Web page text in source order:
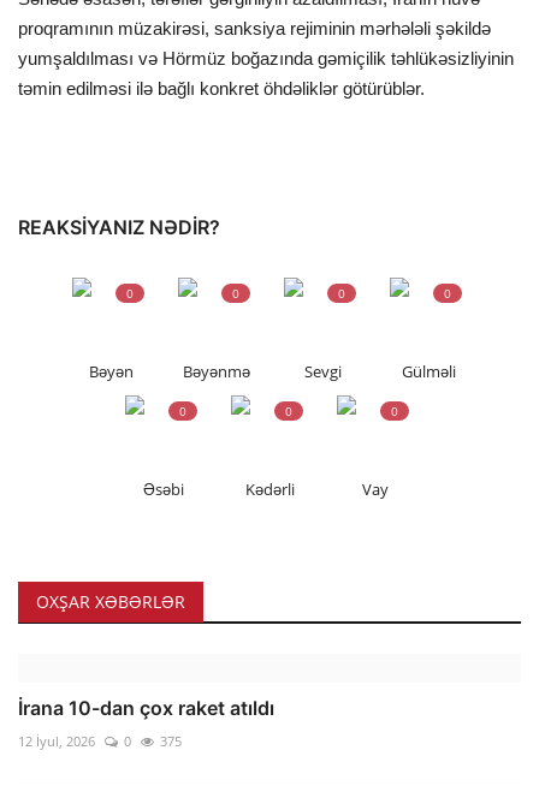
proqramının müzakirəsi, sanksiya rejiminin mərhələli şəkildə
yumşaldılması və Hörmüz boğazında gəmiçilik təhlükəsizliyinin
təmin edilməsi ilə bağlı konkret öhdəliklər götürüblər.
REAKSIYANIZ NƏDIR?
Bəyən
0
Bəyənmə
0
Sevgi
0
Gülməli
0
Əsəbi
0
Kədərli
0
Vay
0
OXŞAR XƏBƏRLƏR
İrana 10-dan çox raket atıldı
12 İyul, 2026 0 375